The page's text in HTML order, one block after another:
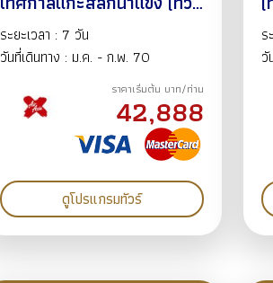
ไม่ลงร้าน) เกาะพระอาทิตย์
เทศกาลแกะสลักน้ำแข็ง ถนน
ม.ค.70 BY XJ
ระยะเวลา : 7 วัน
วันที่เดินทาง : ม.ค. - ก.พ. 70
ราคาเริ่มต้น บาท/ท่าน
42,888
ดูโปรแกรมทัวร์
ร